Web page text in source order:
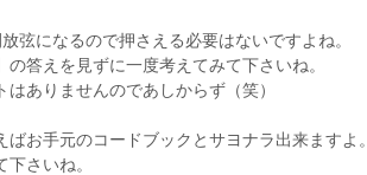
弦になるので押さえる必要はないですよね。
答えを見ずに一度考えてみて下さいね。
ありませんのであしからず（笑）
お手元のコードブックとサヨナラ出来ますよ。
さいね。